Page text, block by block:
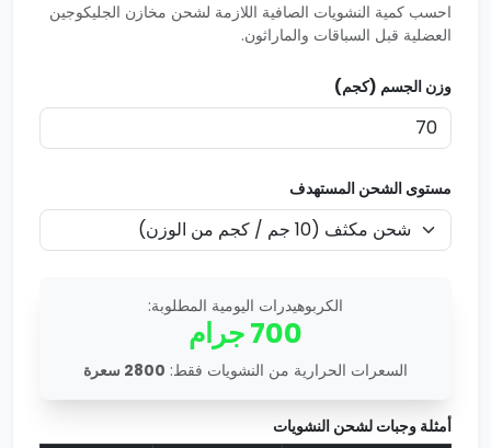
احسب كمية النشويات الصافية اللازمة لشحن مخازن الجليكوجين
العضلية قبل السباقات والماراثون.
وزن الجسم (كجم)
مستوى الشحن المستهدف
الكربوهيدرات اليومية المطلوبة:
700جرام
السعرات الحرارية من النشويات فقط: 2800 سعرة
أمثلة وجبات لشحن النشويات